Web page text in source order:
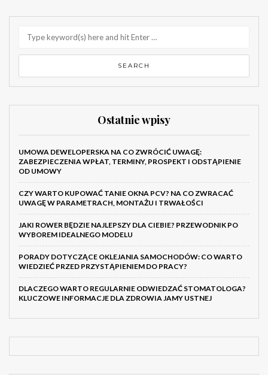
Ostatnie wpisy
UMOWA DEWELOPERSKA NA CO ZWRÓCIĆ UWAGĘ:
ZABEZPIECZENIA WPŁAT, TERMINY, PROSPEKT I ODSTĄPIENIE
OD UMOWY
CZY WARTO KUPOWAĆ TANIE OKNA PCV? NA CO ZWRACAĆ
UWAGĘ W PARAMETRACH, MONTAŻU I TRWAŁOŚCI
JAKI ROWER BĘDZIE NAJLEPSZY DLA CIEBIE? PRZEWODNIK PO
WYBOREM IDEALNEGO MODELU
PORADY DOTYCZĄCE OKLEJANIA SAMOCHODÓW: CO WARTO
WIEDZIEĆ PRZED PRZYSTĄPIENIEM DO PRACY?
DLACZEGO WARTO REGULARNIE ODWIEDZAĆ STOMATOLOGA?
KLUCZOWE INFORMACJE DLA ZDROWIA JAMY USTNEJ